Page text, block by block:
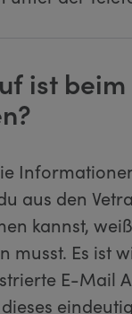
ist
aus den
kannst,
musst. Es ist
E-Mail